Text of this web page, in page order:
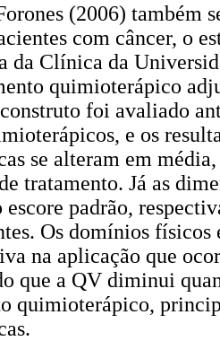
(2006) também
com câncer, o
da Clínica da
quimioterápico
foi avaliado
e os
se alteram em
tratamento. Já as
escore padrão,
Os domínios físicos
na aplicação que
que a QV diminui
quimioterápico,